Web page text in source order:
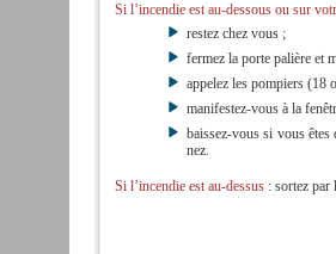
Si l’incendie est au-dessous ou sur
restez chez vous ;
fermez la porte palière et
appelez les pompiers (18
manifestez-vous à la
baissez-vous si vous
nez.
Si l’incendie est au-dessus : sortez par